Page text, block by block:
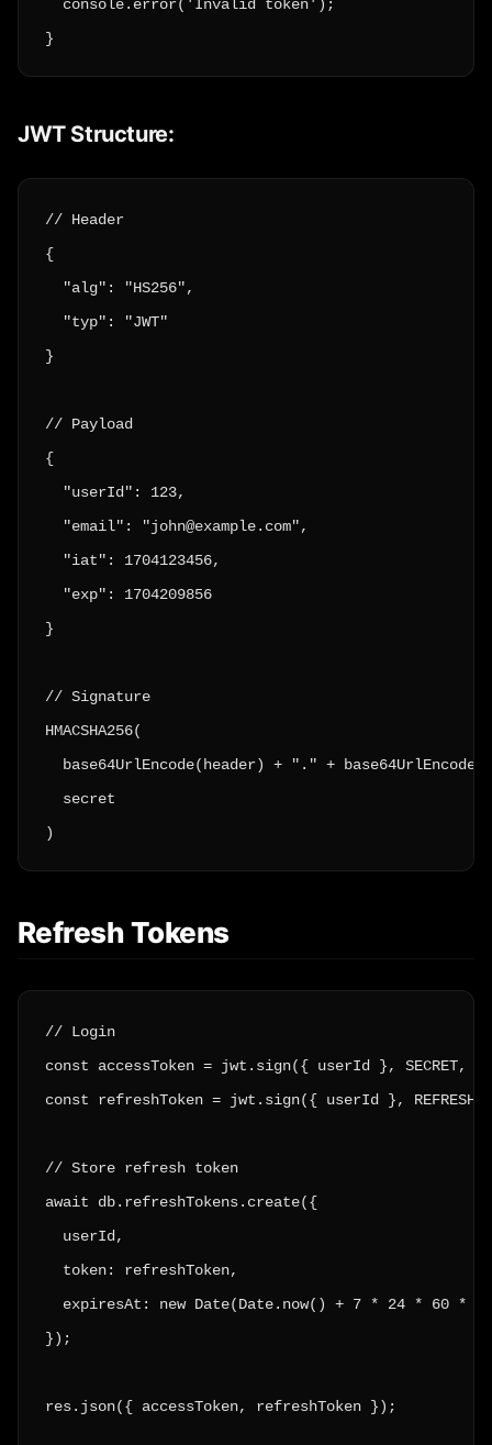
  console.error('Invalid token');
}
JWT Structure:
// Header
{
  "alg": "HS256",
  "typ": "JWT"
}
// Payload
{
  "userId": 123,
  "email": "john@example.com",
  "iat": 1704123456,
  "exp": 1704209856
}
// Signature
HMACSHA256(
base64UrlEncode(header) + "." +
  secret
)
Refresh Tokens
// Login
const accessToken = jwt.sign({ userId },
const refreshToken = jwt.sign({ userId },
// Store refresh token
await db.refreshTokens.create({
  userId,
  token: refreshToken,
expiresAt: new Date(Date.now() + 7 * 24 * 60 *
});
res.json({ accessToken, refreshToken });